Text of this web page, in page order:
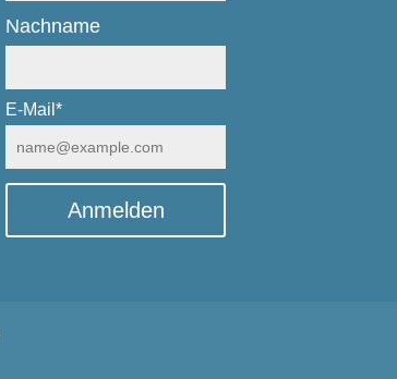
Nachname
E-Mail*
Anmelden